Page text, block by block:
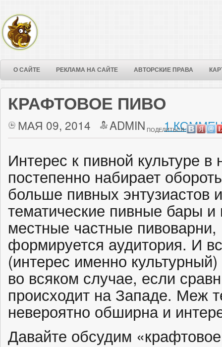
О САЙТЕ РЕКЛАМА НА САЙТЕ АВТОРСКИЕ ПРАВА
КРАФТОВОЕ ПИВО
МАЯ 09, 2014 ADMIN 1
ПОДЕЛИТЬСЯ:
Интерес к пивной культуре
постепенно набирает
больше пивных энтузиастов
тематические пивные бары
местные частные
формируется аудитория. И
(интерес именно
во всяком случае, если
происходит на Западе. Меж
невероятно обширна и
Давайте обсудим